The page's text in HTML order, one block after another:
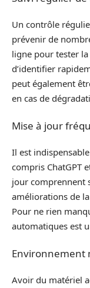
Un contrôle
prévenir de
ligne pour tester
d’identifier
peut également
en cas de
Mise à jour
Il est
compris ChatGPT
jour comprennent
améliorations de
Pour ne rien
automatiques est
Environnement
Avoir du matériel